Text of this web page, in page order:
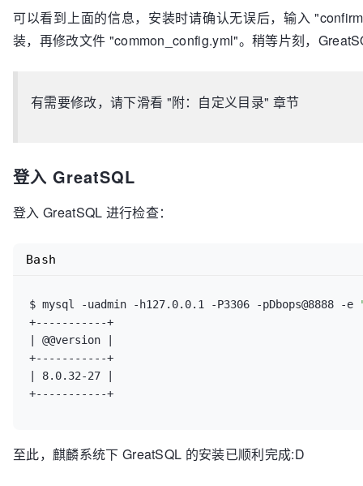
        "tmpdir: /database/mysql/tmp/3306",
        "binlog_dir: /database/mysql/log/binlog/3306",
        "socket_dir: /database/mysql/data/3306",
        "mysqlx_socket_dir: /database/mysql/data/3306"
可以看到上面的信息，安装时请确认无误后，输入
装，再修改文件 "common_config.yml"。稍等片刻，
有需要修改，请下滑看 "附：自定义目录" 章节
登入 GreatSQL
登入 GreatSQL 进行检查：
$ mysql -uadmin -h127.0.0.1 -P3306 -pDbops@8888 -e
+-----------+
| @@version |
+-----------+
| 8.0.32-27 |
Bash
至此，麒麟系统下 GreatSQL 的安装已顺利完成:D